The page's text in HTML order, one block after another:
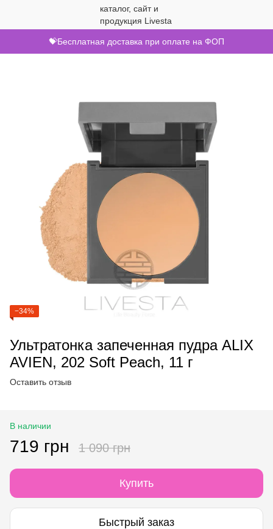
💝Бесплатная доставка при оплате на ФОП
−34%
Ультратонка запеченная пудра ALIX
AVIEN, 202 Soft Peach, 11 г
Оставить отзыв
В наличии
719 грн 1 090 грн
Купить
Быстрый заказ